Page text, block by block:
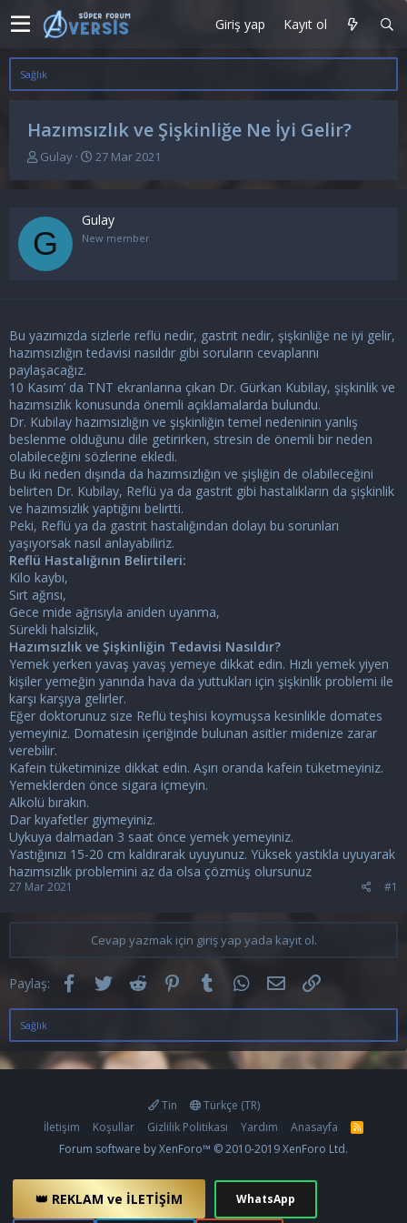
Giriş yap Kayıt ol
Sağlık
Hazımsızlık ve Şişkinliğe Ne İyi Gelir?
K
y
u
b
a
t
a
n
Gulay
B
a
n
r
i
i
27 Mar 2021
G
Gulay
New member
Bu yazımızda sizlerle reflü nedir, gastrit nedir, şişkinliğe ne iyi gelir,
hazımsızlığın tedavisi nasıldır gibi soruların cevaplarını
paylaşacağız.
10 Kasım’ da TNT ekranlarına çıkan Dr. Gürkan Kubilay, şişkinlik ve
hazımsızlık konusunda önemli açıklamalarda bulundu.
Dr. Kubilay hazımsızlığın ve şişkinliğin temel nedeninin yanlış
beslenme olduğunu dile getirirken, stresin de önemli bir neden
olabileceğini sözlerine ekledi.
Bu iki neden dışında da hazımsızlığın ve şişliğin de olabileceğini
belirten Dr. Kubilay, Reflü ya da gastrit gibi hastalıkların da şişkinlik
ve hazımsızlık yaptığını belirtti.
Peki, Reflü ya da gastrit hastalığından dolayı bu sorunları
yaşıyorsak nasıl anlayabiliriz.
Reflü Hastalığının Belirtileri:
Kilo kaybı,
Sırt ağrısı,
Gece mide ağrısıyla aniden uyanma,
Sürekli halsizlik,
Hazımsızlık ve Şişkinliğin Tedavisi Nasıldır?
Yemek yerken yavaş yavaş yemeye dikkat edin. Hızlı yemek yiyen
kişiler yemeğin yanında hava da yuttukları için şişkinlik problemi ile
karşı karşıya gelirler.
Eğer doktorunuz size Reflü teşhisi koymuşsa kesinlikle domates
yemeyiniz. Domatesin içeriğinde bulunan asitler midenize zarar
verebilir.
Kafein tüketiminize dikkat edin. Aşırı oranda kafein tüketmeyiniz.
Yemeklerden önce sigara içmeyin.
Alkolü bırakın.
Dar kıyafetler giymeyiniz.
Uykuya dalmadan 3 saat önce yemek yemeyiniz.
Yastığınızı 15-20 cm kaldırarak uyuyunuz. Yüksek yastıkla uyuyarak
hazımsızlık problemini az da olsa çözmüş olursunuz
27 Mar 2021 #1
Cevap yazmak için giriş yap yada kayıt ol.
Paylaş: Facebook
TwitterReddit PinterestTumblrWhatsApp
E-postaLink
Sağlık
Tin
Türkçe (TR)
İletişim
Koşullar Gizlilik Politikası Yardım Anasayfa
R
S
Forum software by XenForo™ © 2010-2019 XenForo Ltd.
👑 REKLAM ve İLETİŞİM WhatsApp